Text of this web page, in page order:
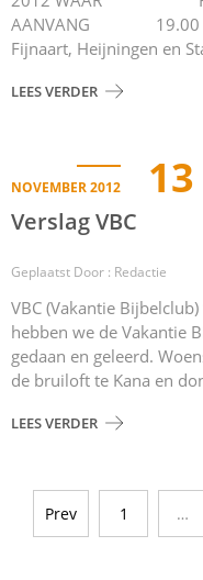
AANVANG 19.00 uur
Fijnaart, Heijningen en
LEES VERDER
NOVEMBER 2012 13
Verslag VBC
Geplaatst Door : Redactie
VBC (Vakantie
hebben we de Vakantie
gedaan en geleerd.
de bruiloft te Kana en
LEES VERDER
Berichten
paginering
Prev 1 …